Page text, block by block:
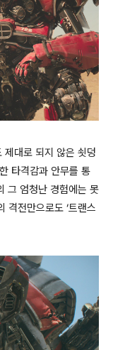
제대로 되지 않은 쇳덩
타격감과 안무를 통
그 엄청난 경험에는 못
격전만으로도 ‘트랜스